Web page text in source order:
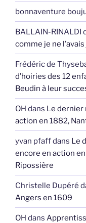
bonnaventure
BALLAIN-RINALDI
comme je ne
Frédéric de
d’hoiries des 12
Beudin à leur
OH dans Le dernier
action en 1882,
yvan pfaffdans Le
encore en action
Ripossière
Christelle Dupéré
Angers en 1609
OH dans